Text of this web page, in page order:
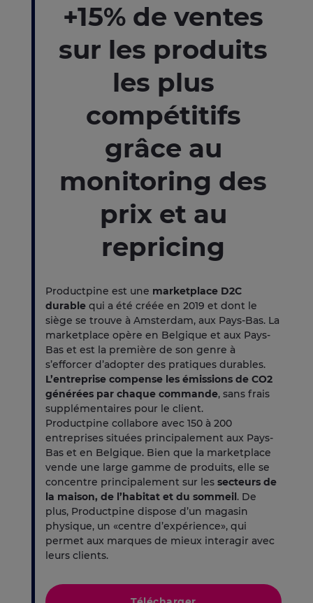
+15% de ventes
sur les produits
les plus
compétitifs
grâce au
monitoring des
prix et au
repricing
Productpine est une marketplace D2C
durablequi a été créée en 2019 et dont le
siège se trouve à Amsterdam, aux Pays-Bas. La
marketplace opère en Belgique et aux Pays-
Bas et est la première de son genre à
s’efforcer d’adopter des pratiques durables.
L’entreprise compense les émissions de CO2
générées par chaque commande, sans frais
supplémentaires pour le client.
Productpine collabore avec 150 à 200
entreprises situées principalement aux Pays-
Bas et en Belgique. Bien que la marketplace
vende une large gamme de produits, elle se
concentre principalement sur les secteurs de
la maison, de l’habitat et du sommeil . De
plus, Productpine dispose d’un magasin
physique, un «centre d’expérience», qui
permet aux marques de mieux interagir avec
leurs clients.